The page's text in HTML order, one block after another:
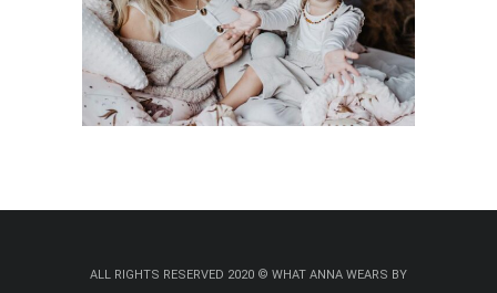
ALL RIGHTS RESERVED 2020 © WHAT ANNA WEARS BY